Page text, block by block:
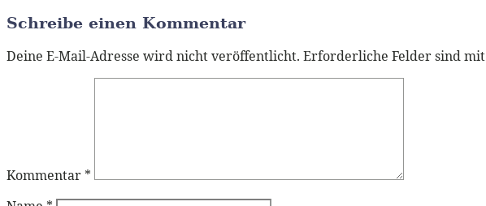
Schreibe einen Kommentar
Deine E-Mail-Adresse wird nicht veröffentlicht. Erforderliche Felder sind mit
Kommentar *